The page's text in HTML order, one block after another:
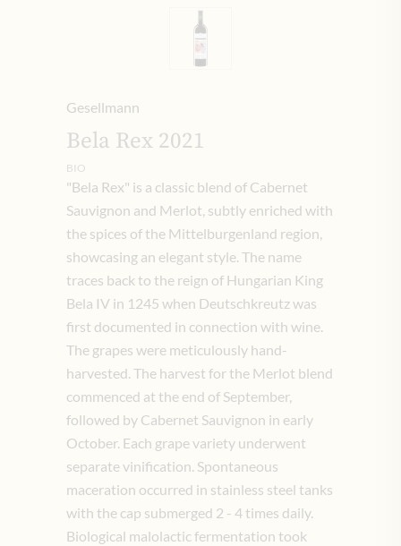
Gesellmann
Bela Rex 2021
BIO
"Bela Rex" is a classic blend of Cabernet
Sauvignon and Merlot, subtly enriched with
the spices of the Mittelburgenland region,
showcasing an elegant style. The name
traces back to the reign of Hungarian King
Bela IV in 1245 when Deutschkreutz was
first documented in connection with wine.
The grapes were meticulously hand-
harvested. The harvest for the Merlot blend
commenced at the end of September,
followed by Cabernet Sauvignon in early
October. Each grape variety underwent
separate vinification. Spontaneous
maceration occurred in stainless steel tanks
with the cap submerged 2 - 4 times daily.
Biological malolactic fermentation took